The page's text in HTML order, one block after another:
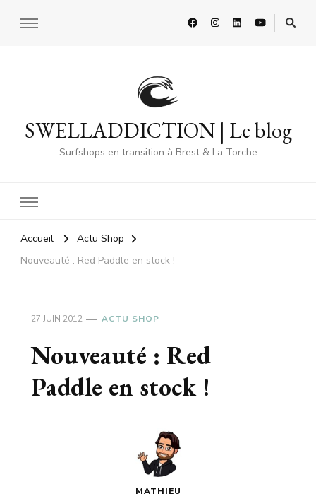
SWELLADDICTION | Le blog
Surfshops en transition à Brest & La Torche
Accueil
Actu Shop
Nouveauté : Red Paddle en stock !
27 JUIN 2012 ACTU SHOP
Nouveauté : Red
Paddle en stock !
MATHIEU